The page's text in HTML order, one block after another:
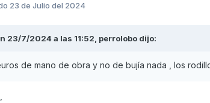
23 de Julio del 2024
23/7/2024 a las 11:52, perrolobo dijo:
de mano de obra y no de bujía nada , los